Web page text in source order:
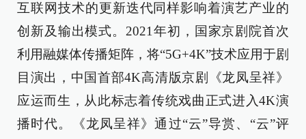
互联网技术的更新迭代同样影响着演艺产业的
创新及输出模式。2021年初，国家京剧院首次
利用融媒体传播矩阵，将“5G+4K”技术应用于剧
目演出，中国首部4K高清版京剧《龙凤呈祥》
应运而生，从此标志着传统戏曲正式进入4K演
播时代。《龙凤呈祥》通过“云”导赏、“云”评